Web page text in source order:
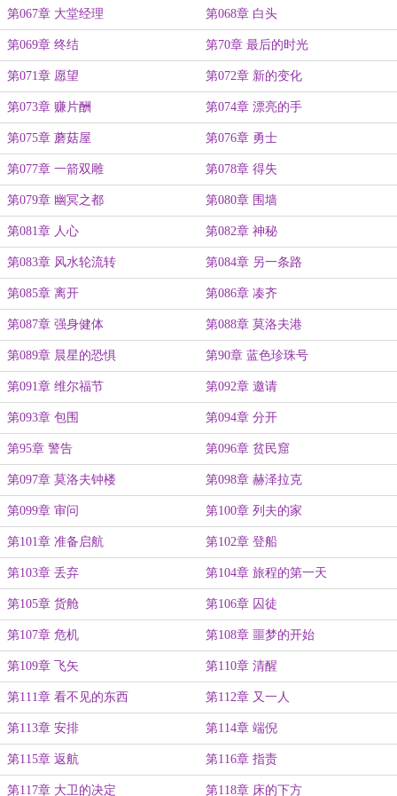
第067章 大堂经理 第068章 白头
第069章 终结 第70章 最后的时光
第071章 愿望 第072章 新的变化
第073章 赚片酬 第074章 漂亮的手
第075章 蘑菇屋 第076章 勇士
第077章 一箭双雕 第078章 得失
第079章 幽冥之都 第080章 围墙
第081章 人心 第082章 神秘
第083章 风水轮流转 第084章 另一条路
第085章 离开 第086章 凑齐
第087章 强身健体 第088章 莫洛夫港
第089章 晨星的恐惧 第90章 蓝色珍珠号
第091章 维尔福节 第092章 邀请
第093章 包围 第094章 分开
第95章 警告 第096章 贫民窟
第097章 莫洛夫钟楼 第098章 赫泽拉克
第099章 审问 第100章 列夫的家
第101章 准备启航 第102章 登船
第103章 丢弃 第104章 旅程的第一天
第105章 货舱 第106章 囚徒
第107章 危机 第108章 噩梦的开始
第109章 飞矢 第110章 清醒
第111章 看不见的东西 第112章 又一人
第113章 安排 第114章 端倪
第115章 返航 第116章 指责
第117章 大卫的决定 第118章 床的下方